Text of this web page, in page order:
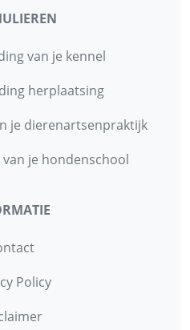
van je kennel
herplaatsing
je dierenartsenpraktijk
je hondenschool
Policy